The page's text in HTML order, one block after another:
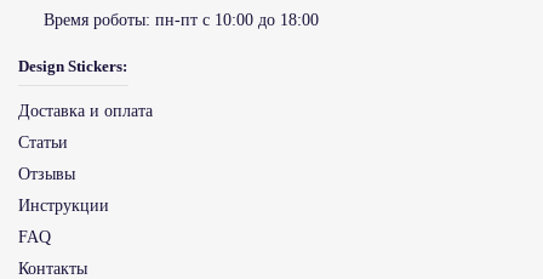
Время роботы: пн-пт с 10:00 до 18:00
Design Stickers:
Доставка и оплата
Статьи
Отзывы
Инструкции
FAQ
Контакты